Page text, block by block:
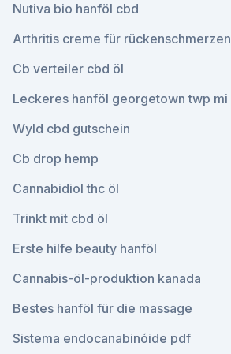
Nutiva bio hanföl cbd
Arthritis creme für rückenschmerzen
Cb verteiler cbd öl
Leckeres hanföl georgetown twp mi
Wyld cbd gutschein
Cb drop hemp
Cannabidiol thc öl
Trinkt mit cbd öl
Erste hilfe beauty hanföl
Cannabis-öl-produktion kanada
Bestes hanföl für die massage
Sistema endocanabinóide pdf